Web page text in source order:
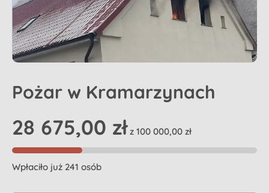
Pożar w Kramarzynach
28 675,00 zł z 100 000,00 zł
Wpłaciło już 241 osób